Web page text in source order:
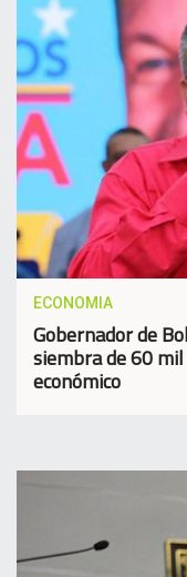
ECONOMIA
Gobernador de
siembra de 60
económico